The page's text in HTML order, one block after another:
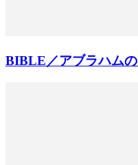
BIBLE／アブラハム